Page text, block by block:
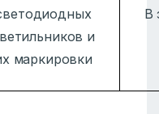
и
маркировки
В